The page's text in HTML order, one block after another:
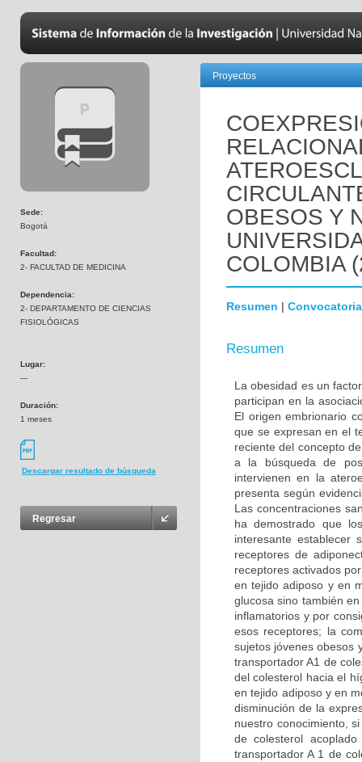
Sede:
Bogotá
Facultad:
2- FACULTAD DE MEDICINA
Dependencia:
2- DEPARTAMENTO DE CIENCIAS
FISIOLÓGICAS
Lugar:
---
Duración:
1 meses
Descargar resultado de búsqueda
Regresar
Proyectos
OBESOS Y
COLOMBIA
Resumen | Convocatoria
Resumen
La obesidad es un
participan en la
El origen embrionario
que se expresan en el
reciente del concepto
a la búsqueda de
intervienen en la
presenta según
Las concentraciones
ha demostrado que
interesante establecer
receptores de
receptores activados
en tejido adiposo y en
glucosa sino también
inflamatorios y por
esos receptores; la
sujetos jóvenes obesos
transportador A1 de
del colesterol hacia el
en tejido adiposo y en
disminución de la
nuestro conocimiento,
de colesterol
transportador A 1 de